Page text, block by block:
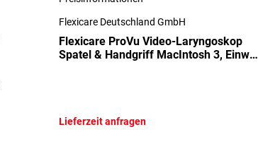
Flexicare Deutschland GmbH
Flexicare ProVu Video-Laryngoskop
Spatel & Handgriff MacIntosh 3, Einweg
Lieferzeit anfragen